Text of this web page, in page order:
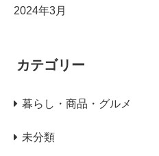
2024年3月
カテゴリー
暮らし・商品・グルメ
未分類